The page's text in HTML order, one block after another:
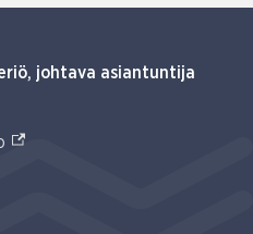
johtava asiantuntija
(Ulkoinen linkki)